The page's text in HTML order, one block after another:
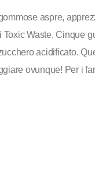
aspre,
Waste. Cinque
acidificato.
ovunque! Per i